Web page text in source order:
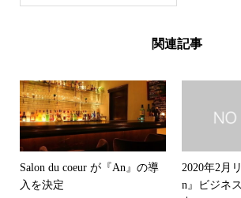
関連記事
Salon du coeur が『An』の導
入を決定
2020年2月
n』ビジネ